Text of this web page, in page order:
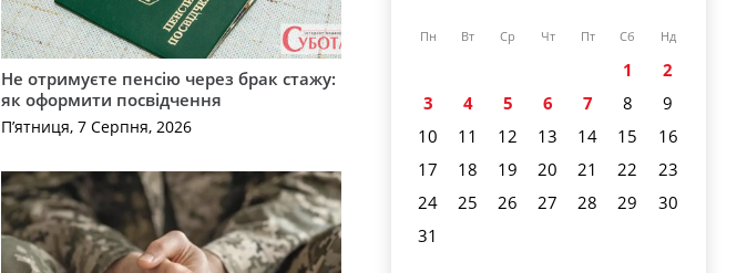
Не отримуєте пенсію через брак стажу:
як оформити посвідчення
П’ятниця, 7 Серпня, 2026
Пн Вт Ср Чт Пт Сб Нд
1
2
3
4 5 6 7 8
9
10
11 12 13 14 15
16
17
18 19 20 21 22
23
24
25 26 27 28 29
30
31